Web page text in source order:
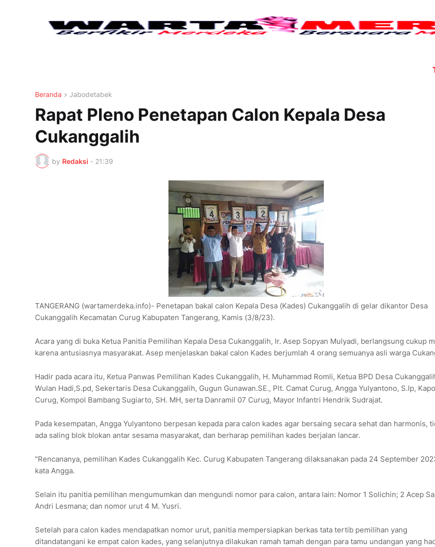
Beranda Jabodetabek
Rapat Pleno Penetapan Calon Kepala Desa
Cukanggalih
by Redaksi - 21:39
TANGERANG (wartamerdeka.info)- Penetapan bakal calon Kepala Desa (Kades) Cukanggalih di gelar dikantor Desa
Cukanggalih Kecamatan Curug Kabupaten Tangerang, Kamis (3/8/23).
Acara yang di buka Ketua Panitia Pemilihan Kepala Desa Cukanggalih, Ir. Asep Sopyan Mulyadi, berlangsung cukup
karena antusiasnya masyarakat. Asep menjelaskan bakal calon Kades berjumlah 4 orang semuanya asli warga
Hadir pada acara itu, Ketua Panwas Pemilihan Kades Cukanggalih, H. Muhammad Romli, Ketua BPD Desa
Wulan Hadi,S.pd, Sekertaris Desa Cukanggalih, Gugun Gunawan.SE., Plt. Camat Curug, Angga Yulyantono, S.Ip,
Curug, Kompol Bambang Sugiarto, SH. MH, serta Danramil 07 Curug, Mayor Infantri Hendrik Sudrajat.
Pada kesempatan, Angga Yulyantono berpesan kepada para calon kades agar bersaing secara sehat dan harmonis,
ada saling blok blokan antar sesama masyarakat, dan berharap pemilihan kades berjalan lancar.
"Rencananya, pemilihan Kades Cukanggalih Kec. Curug Kabupaten Tangerang dilaksanakan pada 24 September
kata Angga.
Selain itu panitia pemilihan mengumumkan dan mengundi nomor para calon, antara lain: Nomor 1 Solichin; 2 Acep
Andri Lesmana; dan nomor urut 4 M. Yusri.
Setelah para calon kades mendapatkan nomor urut, panitia mempersiapkan berkas tata tertib pemilihan yang
ditandatangani ke empat calon kades, yang selanjutnya dilakukan ramah tamah dengan para tamu undangan yang